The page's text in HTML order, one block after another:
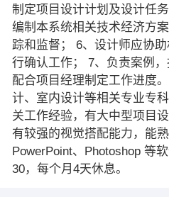
制定项目设计计划及设计任
编制本系统相关技术经济方
踪和监督； 6、设计师应协
行确认工作； 7、负责案例，
配合项目经理制定工作进度
计、室内设计等相关专业专
关工作经验，有大中型项目
有较强的视觉搭配能力，能熟
PowerPoint、Photoshop 等
30，每个月4天休息。